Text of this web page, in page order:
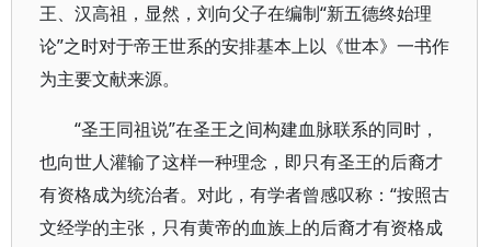
王、汉高祖，显然，刘向父子在编制“新五德终始理
论”之时对于帝王世系的安排基本上以《世本》一书作
为主要文献来源。
“圣王同祖说”在圣王之间构建血脉联系的同时，
也向世人灌输了这样一种理念，即只有圣王的后裔才
有资格成为统治者。对此，有学者曾感叹称：“按照古
文经学的主张，只有黄帝的血族上的后裔才有资格成